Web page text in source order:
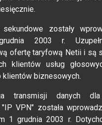
zostały
2003 r.
ofertę taryfową Netii i są
klientów usług
klientów biznesowych.
transmisji danych
VPN" została
1 grudnia 2003 r.